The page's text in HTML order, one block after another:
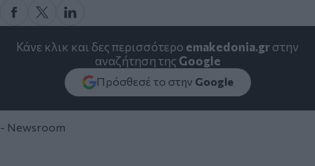
Κάνε κλικ και δες περισσότερο emakedonia.grστην
αναζήτηση της Google
Πρόσθεσέ το στην Google
- Newsroom